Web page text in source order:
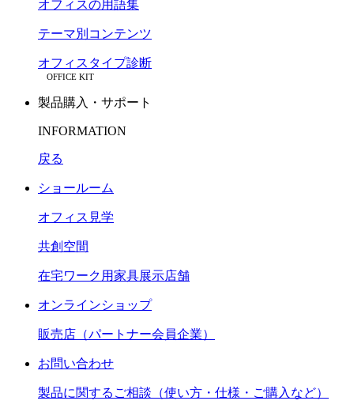
オフィスの用語集
テーマ別コンテンツ
オフィスタイプ診断
OFFICE KIT
製品購入・サポート
INFORMATION
戻る
ショールーム
オフィス見学
共創空間
在宅ワーク用家具展示店舗
オンラインショップ
販売店（パートナー会員企業）
お問い合わせ
製品に関するご相談（使い方・仕様・ご購入など）